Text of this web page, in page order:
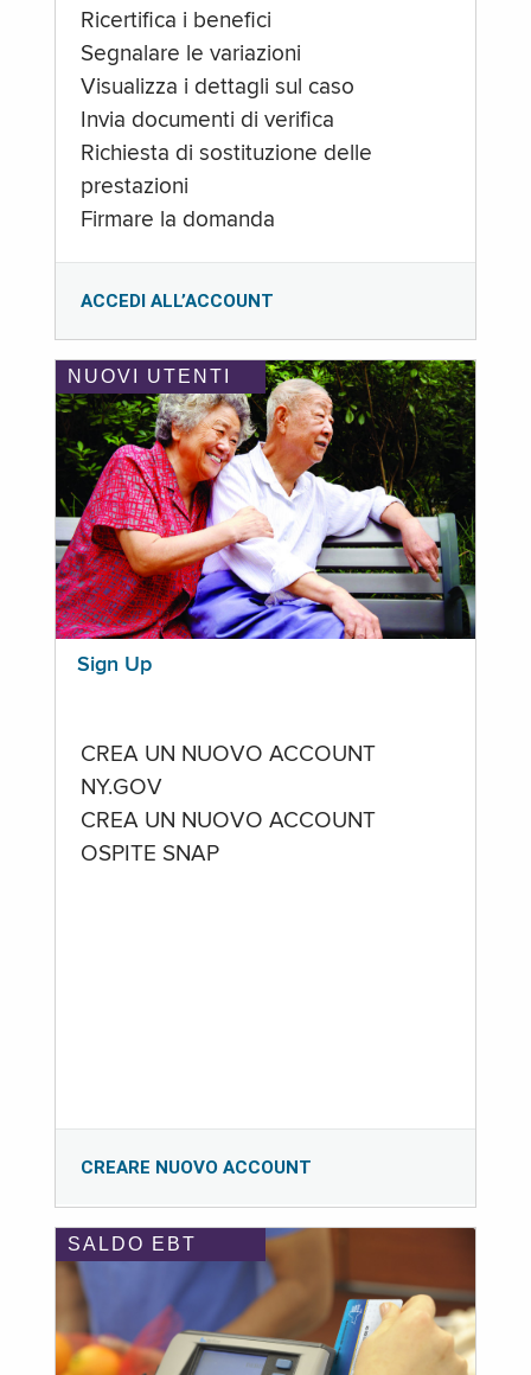
Ricertifica i benefici
Segnalare le variazioni
Visualizza i dettagli sul caso
Invia documenti di verifica
Richiesta di sostituzione delle
prestazioni
Firmare la domanda
ACCEDI ALL’ACCOUNT
NUOVI UTENTI
Sign Up
CREA UN NUOVO ACCOUNT
NY.GOV
CREA UN NUOVO ACCOUNT
OSPITE SNAP
CREARE NUOVO ACCOUNT
SALDO EBT